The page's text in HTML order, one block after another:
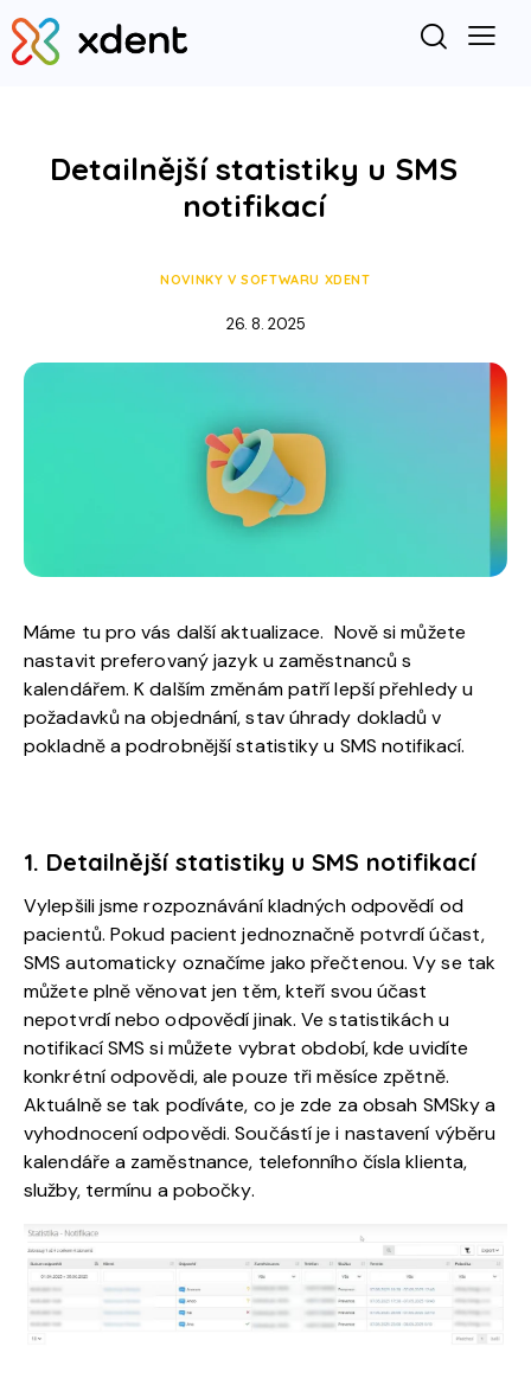
Detailnější statistiky u SMS
notifikací
NOVINKY V SOFTWARU XDENT
26. 8. 2025
Máme tu pro vás další aktualizace. Nově si můžete
nastavit preferovaný jazyk u zaměstnanců s
kalendářem. K dalším změnám patří lepší přehledy u
požadavků na objednání, stav úhrady dokladů v
pokladně a podrobnější statistiky u SMS notifikací.
1. Detailnější statistiky u SMS notifikací
Vylepšili jsme rozpoznávání kladných odpovědí od
pacientů. Pokud pacient jednoznačně potvrdí účast,
SMS automaticky označíme jako přečtenou. Vy se tak
můžete plně věnovat jen těm, kteří svou účast
nepotvrdí nebo odpovědí jinak.Ve statistikách u
notifikací SMS si můžete vybrat období, kde uvidíte
konkrétní odpovědi, ale pouze tři měsíce zpětně.
Aktuálně se tak podíváte, co je zde za obsah SMSky a
vyhodnocení odpovědi. Součástí je i nastavení výběru
kalendáře a zaměstnance, telefonního čísla klienta,
služby, termínu a pobočky.